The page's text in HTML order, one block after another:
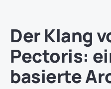
Der Klang
Pectoris:
basierte